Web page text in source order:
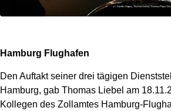
Hamburg Flughafen
Den Auftakt seiner drei tägigen
Hamburg, gab Thomas Liebel am
Kollegen des Zollamtes Hamburg-